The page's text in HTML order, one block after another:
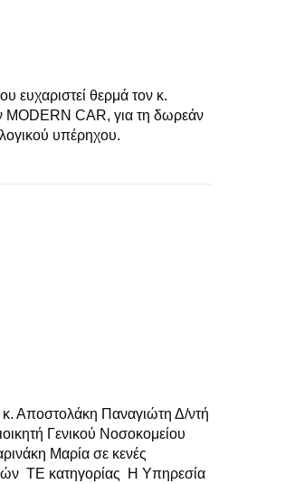
ευχαριστεί θερμά τον κ.
MODERN CAR, για τη δωρεάν
υπέρηχου.
Αποστολάκη Παναγιώτη Δ/ντή
Γενικού Νοσοκομείου
Μαρία σε κενές
ΤΕ κατηγορίας Η Υπηρεσία